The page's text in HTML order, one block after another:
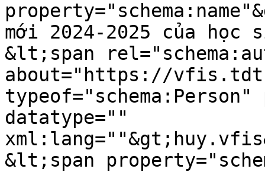
mới 2024-2025 của học
&lt;span
about="https://
typeof="schema:Person"
datatype=""
&lt;span